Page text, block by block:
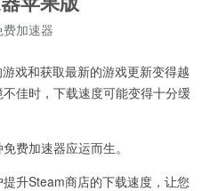
加速器
和获取最新的游戏更新变得越
佳时，下载速度可能变得十分缓
加速器应运而生。
升Steam商店的下载速度，让您